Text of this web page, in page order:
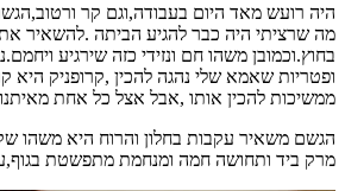
היה רועש מאד היום בעבודה,וגם קר
מה שרציתי היה כבר להגיע הביתה .להשאיר
בחוץ.וכמובן משהו חם ונזידי כזה שירגיע
ופטריות שאמא שלי נהגה להכין ,קרופניק היא
ממשיכות להכין אותו ,אבל אצל כל אחת
הגשם משאיר עקבות בחלון והרוח היא משהו
מרק ביד ותחושה חמה ומנחמת מתפשטת